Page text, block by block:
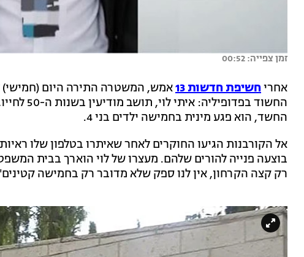
זמן צפייה: 00:52
אחריחשיפת חדשות 13
אמש, המשטרה התירה היום (חמישי)
החשוד
החשד, הוא פגע מינית בחמישה ילדים בני 4.
אל הקורבנות הגיעו החוקרים לאחר שאיתרו בטלפון שלו
בוצעה פנייה להורים שלהם. מעצרו של לוי הוארך בבית
רק קצה הקרחון, אין לנו ספק שלא מדובר רק בחמישה